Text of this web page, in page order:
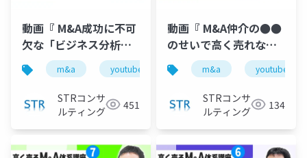
動画『 M&A成功に不可
欠な「ビジネス分析」
の実践ノウハウ 』で投
影した資料
m&a youtube バリュエーション 企業価
STRコンサ
ルティング
451
動画『 M&A仲介の●●
のせいで高く売れない
ワケと自衛策 』で投影
した資料
m&a youtube
STRコンサ
ルティング
134